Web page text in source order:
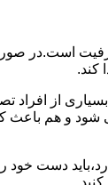
است.در
از افراد
شود و هم
دست خود